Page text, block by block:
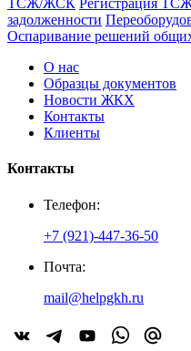
ТСЖ/ЖСК Регистрация
задолженности
Оспаривание решений
О нас
Образцы документов
Новости ЖКХ
Контакты
Клиенты
Контакты
Телефон:
+7 (921)-447-36-50
Почта:
mail@helpgkh.ru